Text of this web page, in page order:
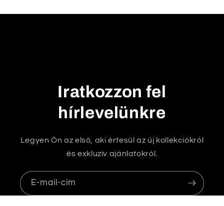
k
Iratkozzon fel
hírlevelünkre
Legyen Ön az első, aki értesül az új kollekciókról
és exkluzív ajánlatokról.
E-mail-cím